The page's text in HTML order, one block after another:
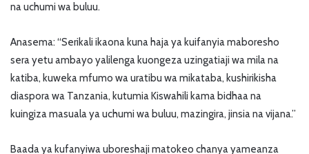
na uchumi wa buluu.
Anasema: “Serikali ikaona kuna haja ya kuifanyia maboresho
sera yetu ambayo yalilenga kuongeza uzingatiaji wa mila na
katiba, kuweka mfumo wa uratibu wa mikataba, kushirikisha
diaspora wa Tanzania, kutumia Kiswahili kama bidhaa na
kuingiza masuala ya uchumi wa buluu, mazingira, jinsia na vijana.”
Baada ya kufanyiwa uboreshaji matokeo chanya yameanza